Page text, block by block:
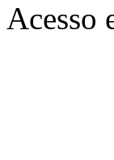
Acesso